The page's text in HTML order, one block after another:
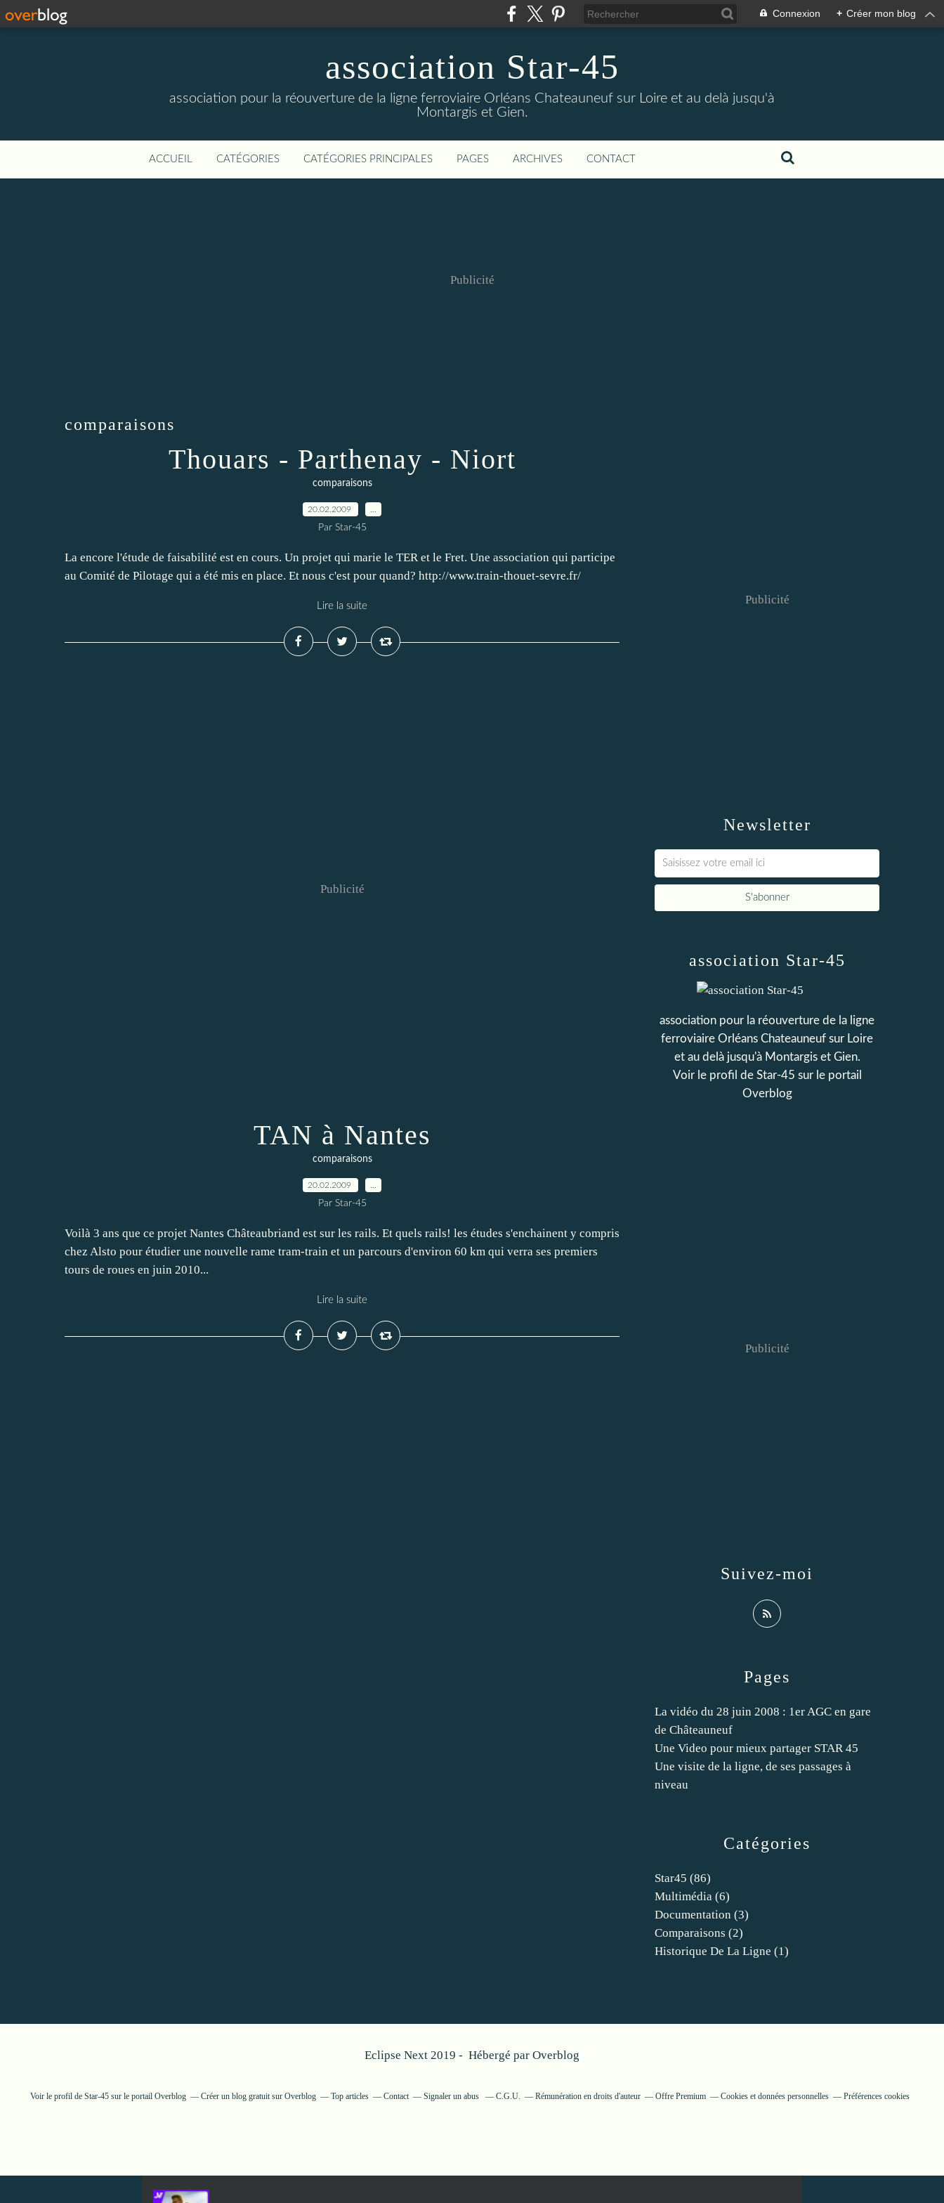
Connexion + Créer mon blog
association Star-45
association pour la réouverture de la ligne ferroviaire Orléans Chateauneuf sur Loire et au delà jusqu'à
Montargis et Gien.
ACCUEIL CATÉGORIES CATÉGORIES PRINCIPALES PAGES ARCHIVES CONTACT
Publicité
comparaisons
Thouars - Parthenay - Niort
comparaisons
20.02.2009
Par Star-45
La encore l'étude de faisabilité est en cours. Un projet qui marie le TER et le Fret. Une association qui participe
au Comité de Pilotage qui a été mis en place. Et nous c'est pour quand? http://www.train-thouet-sevre.fr/
Lire la suite
Publicité
TAN à Nantes
comparaisons
20.02.2009
Par Star-45
Voilà 3 ans que ce projet Nantes Châteaubriand est sur les rails. Et quels rails! les études s'enchainent y compris
chez Alsto pour étudier une nouvelle rame tram-train et un parcours d'environ 60 km qui verra ses premiers
tours de roues en juin 2010...
Lire la suite
Newsletter
Publicité
Catégories
Star45 (86)
Multimédia (6)
Documentation (3)
Comparaisons (2)
Historique De La Ligne (1)
Pages
La vidéo du 28 juin 2008 : 1er AGC en gare
de Châteauneuf
Une Video pour mieux partager STAR 45
Une visite de la ligne, de ses passages à
niveau
association Star-45
association pour la réouverture de la ligne
ferroviaire Orléans Chateauneuf sur Loire
et au delà jusqu'à Montargis et Gien.
Voir le profil de Star-45 sur le portail
Overblog
Suivez-moi
Publicité
Eclipse Next 2019 - Hébergé par Overblog
Voir le profil de Star-45 sur le portail Overblog Créer un blog gratuit sur Overblog Top articles Contact Signaler un abus C.G.U. Rémunération en droits d'auteur Offre Premium Cookies et données personnelles Préférences cookies